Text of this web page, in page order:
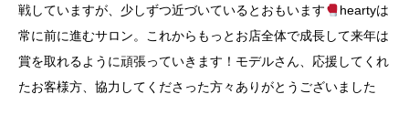
戦していますが、少しずつ近づいているとおもいます
heartyは
常に前に進むサロン。これからもっとお店全体で成長して来年は
賞を取れるように頑張っていきます！モデルさん、応援してくれ
たお客様方、協力してくださった方々ありがとうございました